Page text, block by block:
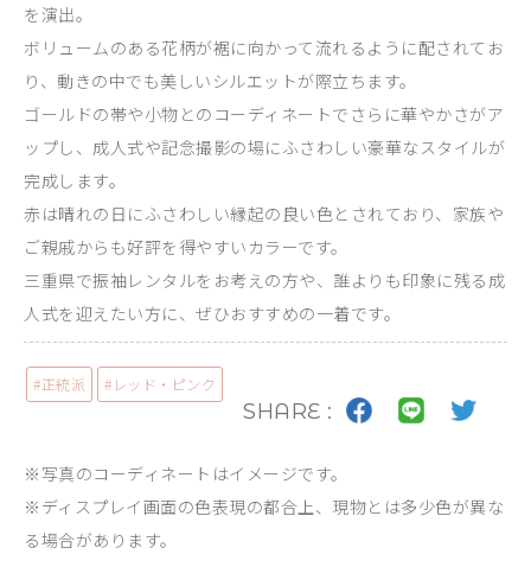
を演出。
ボリュームのある花柄が裾に向かって流れるように配されてお
り、動きの中でも美しいシルエットが際立ちます。
ゴールドの帯や小物とのコーディネートでさらに華やかさがア
ップし、成人式や記念撮影の場にふさわしい豪華なスタイルが
完成します。
赤は晴れの日にふさわしい縁起の良い色とされており、家族や
ご親戚からも好評を得やすいカラーです。
三重県で振袖レンタルをお考えの方や、誰よりも印象に残る成
人式を迎えたい方に、ぜひおすすめの一着です。
#正統派 # レッド・ピンク
SHARE :
※写真のコーディネートはイメージです。
※ディスプレイ画面の色表現の都合上、現物とは多少色が異な
る場合があります。